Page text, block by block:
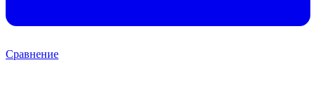
Сравнение